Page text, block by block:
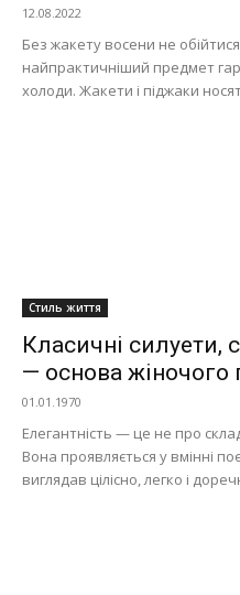
12.08.2022
Без жакету восени не
найпрактичніший предмет
холоди. Жакети і піджаки
Стиль життя
Класичні силуети,
— основа жіночого
01.01.1970
Елегантність — це не про
Вона проявляється у вмінні
виглядав цілісно, легко і